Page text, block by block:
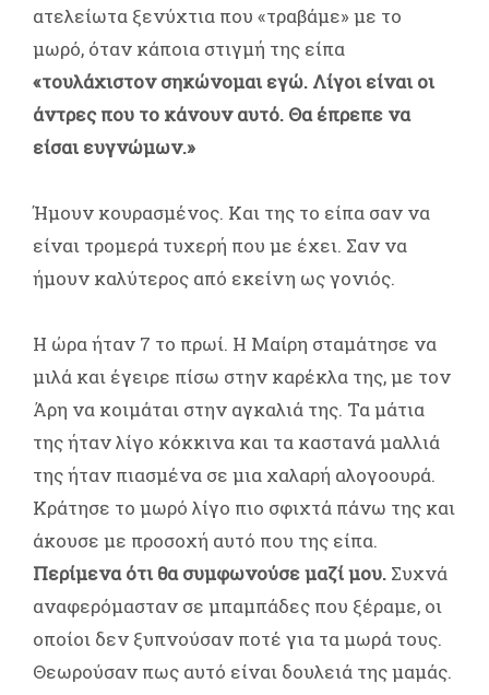
ατελείωτα ξενύχτια που «τραβάμε» με το
μωρό, όταν κάποια στιγμή της είπα
«τουλάχιστον σηκώνομαι εγώ. Λίγοι είναι οι
άντρες που το κάνουν αυτό. Θα έπρεπε να
είσαι ευγνώμων.»
Ήμουν κουρασμένος. Και της το είπα σαν να
είναι τρομερά τυχερή που με έχει. Σαν να
ήμουν καλύτερος από εκείνη ως γονιός.
Η ώρα ήταν 7 το πρωί. Η Μαίρη σταμάτησε να
μιλά και έγειρε πίσω στην καρέκλα της, με τον
Άρη να κοιμάται στην αγκαλιά της. Τα μάτια
της ήταν λίγο κόκκινα και τα καστανά μαλλιά
της ήταν πιασμένα σε μια χαλαρή αλογοουρά.
Κράτησε το μωρό λίγο πιο σφιχτά πάνω της και
άκουσε με προσοχή αυτό που της είπα.
Περίμενα ότι θα συμφωνούσε μαζί μου. Συχνά
αναφερόμασταν σε μπαμπάδες που ξέραμε, οι
οποίοι δεν ξυπνούσαν ποτέ για τα μωρά τους.
Θεωρούσαν πως αυτό είναι δουλειά της μαμάς.